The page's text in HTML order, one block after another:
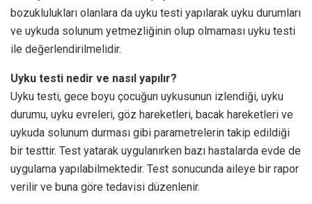
bozuklulukları olanlara da uyku testi yapılarak uyku durumları
ve uykuda solunum yetmezliğinin olup olmaması uyku testi
ile değerlendirilmelidir.
Uyku testi nedir ve nasıl yapılır?
Uyku testi, gece boyu çocuğun uykusunun izlendiği, uyku
durumu, uyku evreleri, göz hareketleri, bacak hareketleri ve
uykuda solunum durması gibi parametrelerin takip edildiği
bir testtir. Test yatarak uygulanırken bazı hastalarda evde de
uygulama yapılabilmektedir. Test sonucunda aileye bir rapor
verilir ve buna göre tedavisi düzenlenir.